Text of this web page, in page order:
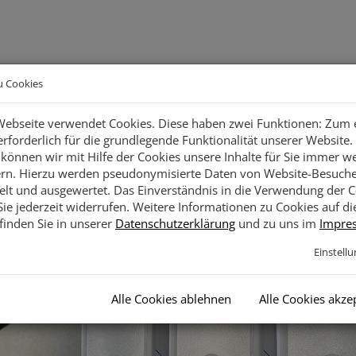
Soziales
...
Specials
...
Arbeiten im reha-Team
...
Cookies
verwendet Cookies. Diese haben zwei Funktionen: Zum
für die grundlegende Funktionalität unserer Website.
wir mit Hilfe der Cookies unsere Inhalte für Sie immer
Hierzu werden pseudonymisierte Daten von Website-
und ausgewertet. Das Einverständnis in die Verwendung der
jederzeit widerrufen. Weitere Informationen zu Cookies auf
Sie in unserer Datenschutzerklärung und zu uns im
Alle Cookies ablehnen Alle Cookies